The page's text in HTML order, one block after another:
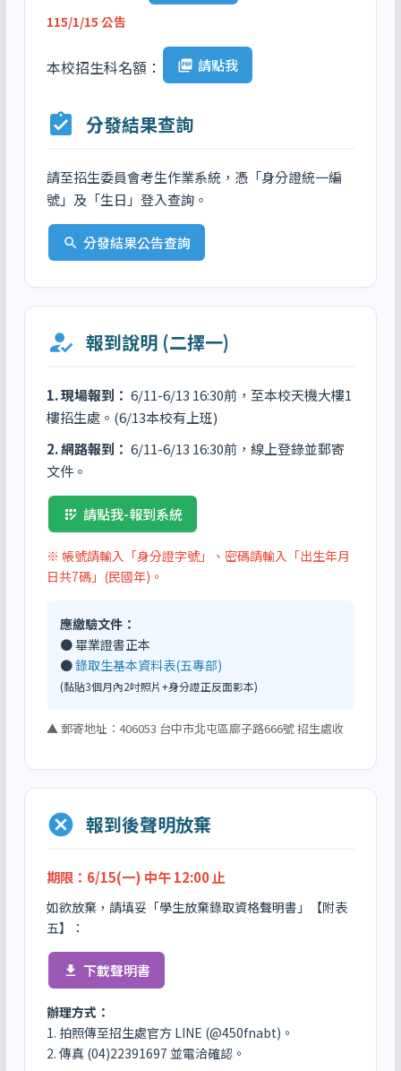
115/1/15 公告
本校招生科名額： picture_as_pdf 請點我
assignment_turned_in 分發結果查詢
請至招生委員會考生作業系統，憑「身分證統一編
號」及「生日」登入查詢。
search 分發結果公告查詢
how_to_reg 報到說明 (二擇一)
1. 現場報到： 6/11-6/13 16:30前，至本校天機大樓1
樓招生處。(6/13本校有上班)
2. 網路報到： 6/11-6/13 16:30前，線上登錄並郵寄
文件。
app_registration 請點我-報到系統
※ 帳號請輸入「身分證字號」、密碼請輸入「出生年月
日共7碼」(民國年)。
應繳驗文件：
● 畢業證書正本
●錄取生基本資料表(五專部)
(黏貼3個月內2吋照片+身分證正反面影本)
▲ 郵寄地址：406053 台中市北屯區廍子路666號 招生處收
cancel 報到後聲明放棄
期限：6/15(一) 中午 12:00 止
如欲放棄，請填妥「學生放棄錄取資格聲明書」【附表
五】：
file_download 下載聲明書
辦理方式：
1. 拍照傳至招生處官方 LINE (@450fnabt)。
2. 傳真 (04)22391697 並電洽確認。